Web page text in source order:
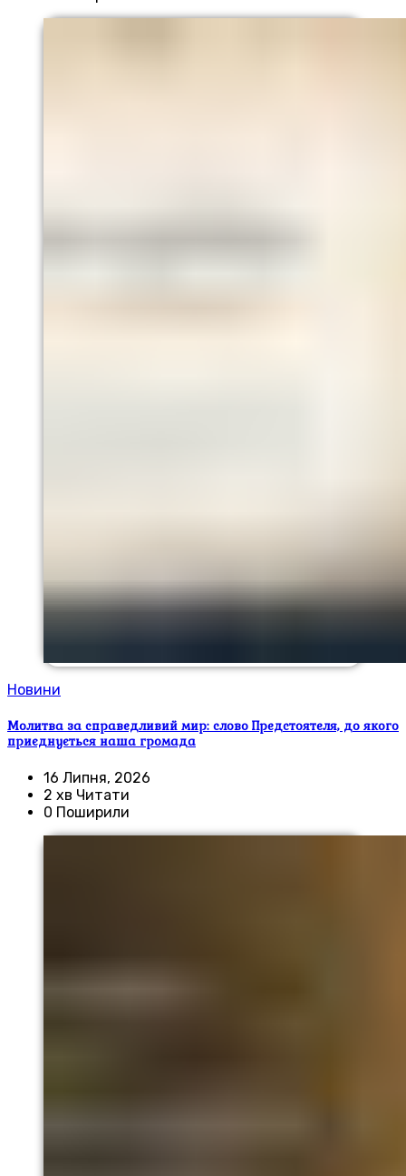
Новини
Молитва за справедливий мир: слово Предстоятеля, до якого
приєднується наша громада
16 Липня, 2026
2 хв Читати
0 Поширили